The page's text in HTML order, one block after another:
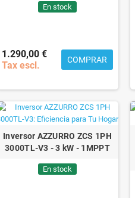
En stock
1.290,00 €
Tax escl.
COMPRAR
Inversor AZZURRO ZCS 1PH
3000TL-V3 - 3 kW - 1MPPT
En stock